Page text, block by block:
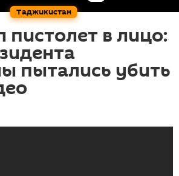
Таджикистан
пистолет в лицо:
пытались убить